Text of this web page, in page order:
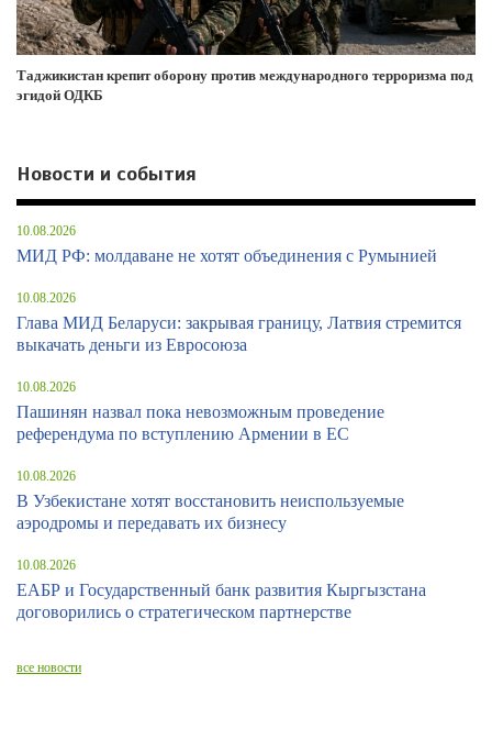
Таджикистан крепит оборону против международного терроризма под
эгидой ОДКБ
Новости и события
10.08.2026
МИД РФ: молдаване не хотят объединения с Румынией
10.08.2026
Глава МИД Беларуси: закрывая границу, Латвия стремится
выкачать деньги из Евросоюза
10.08.2026
Пашинян назвал пока невозможным проведение
референдума по вступлению Армении в ЕС
10.08.2026
В Узбекистане хотят восстановить неиспользуемые
аэродромы и передавать их бизнесу
10.08.2026
ЕАБР и Государственный банк развития Кыргызстана
договорились о стратегическом партнерстве
все новости